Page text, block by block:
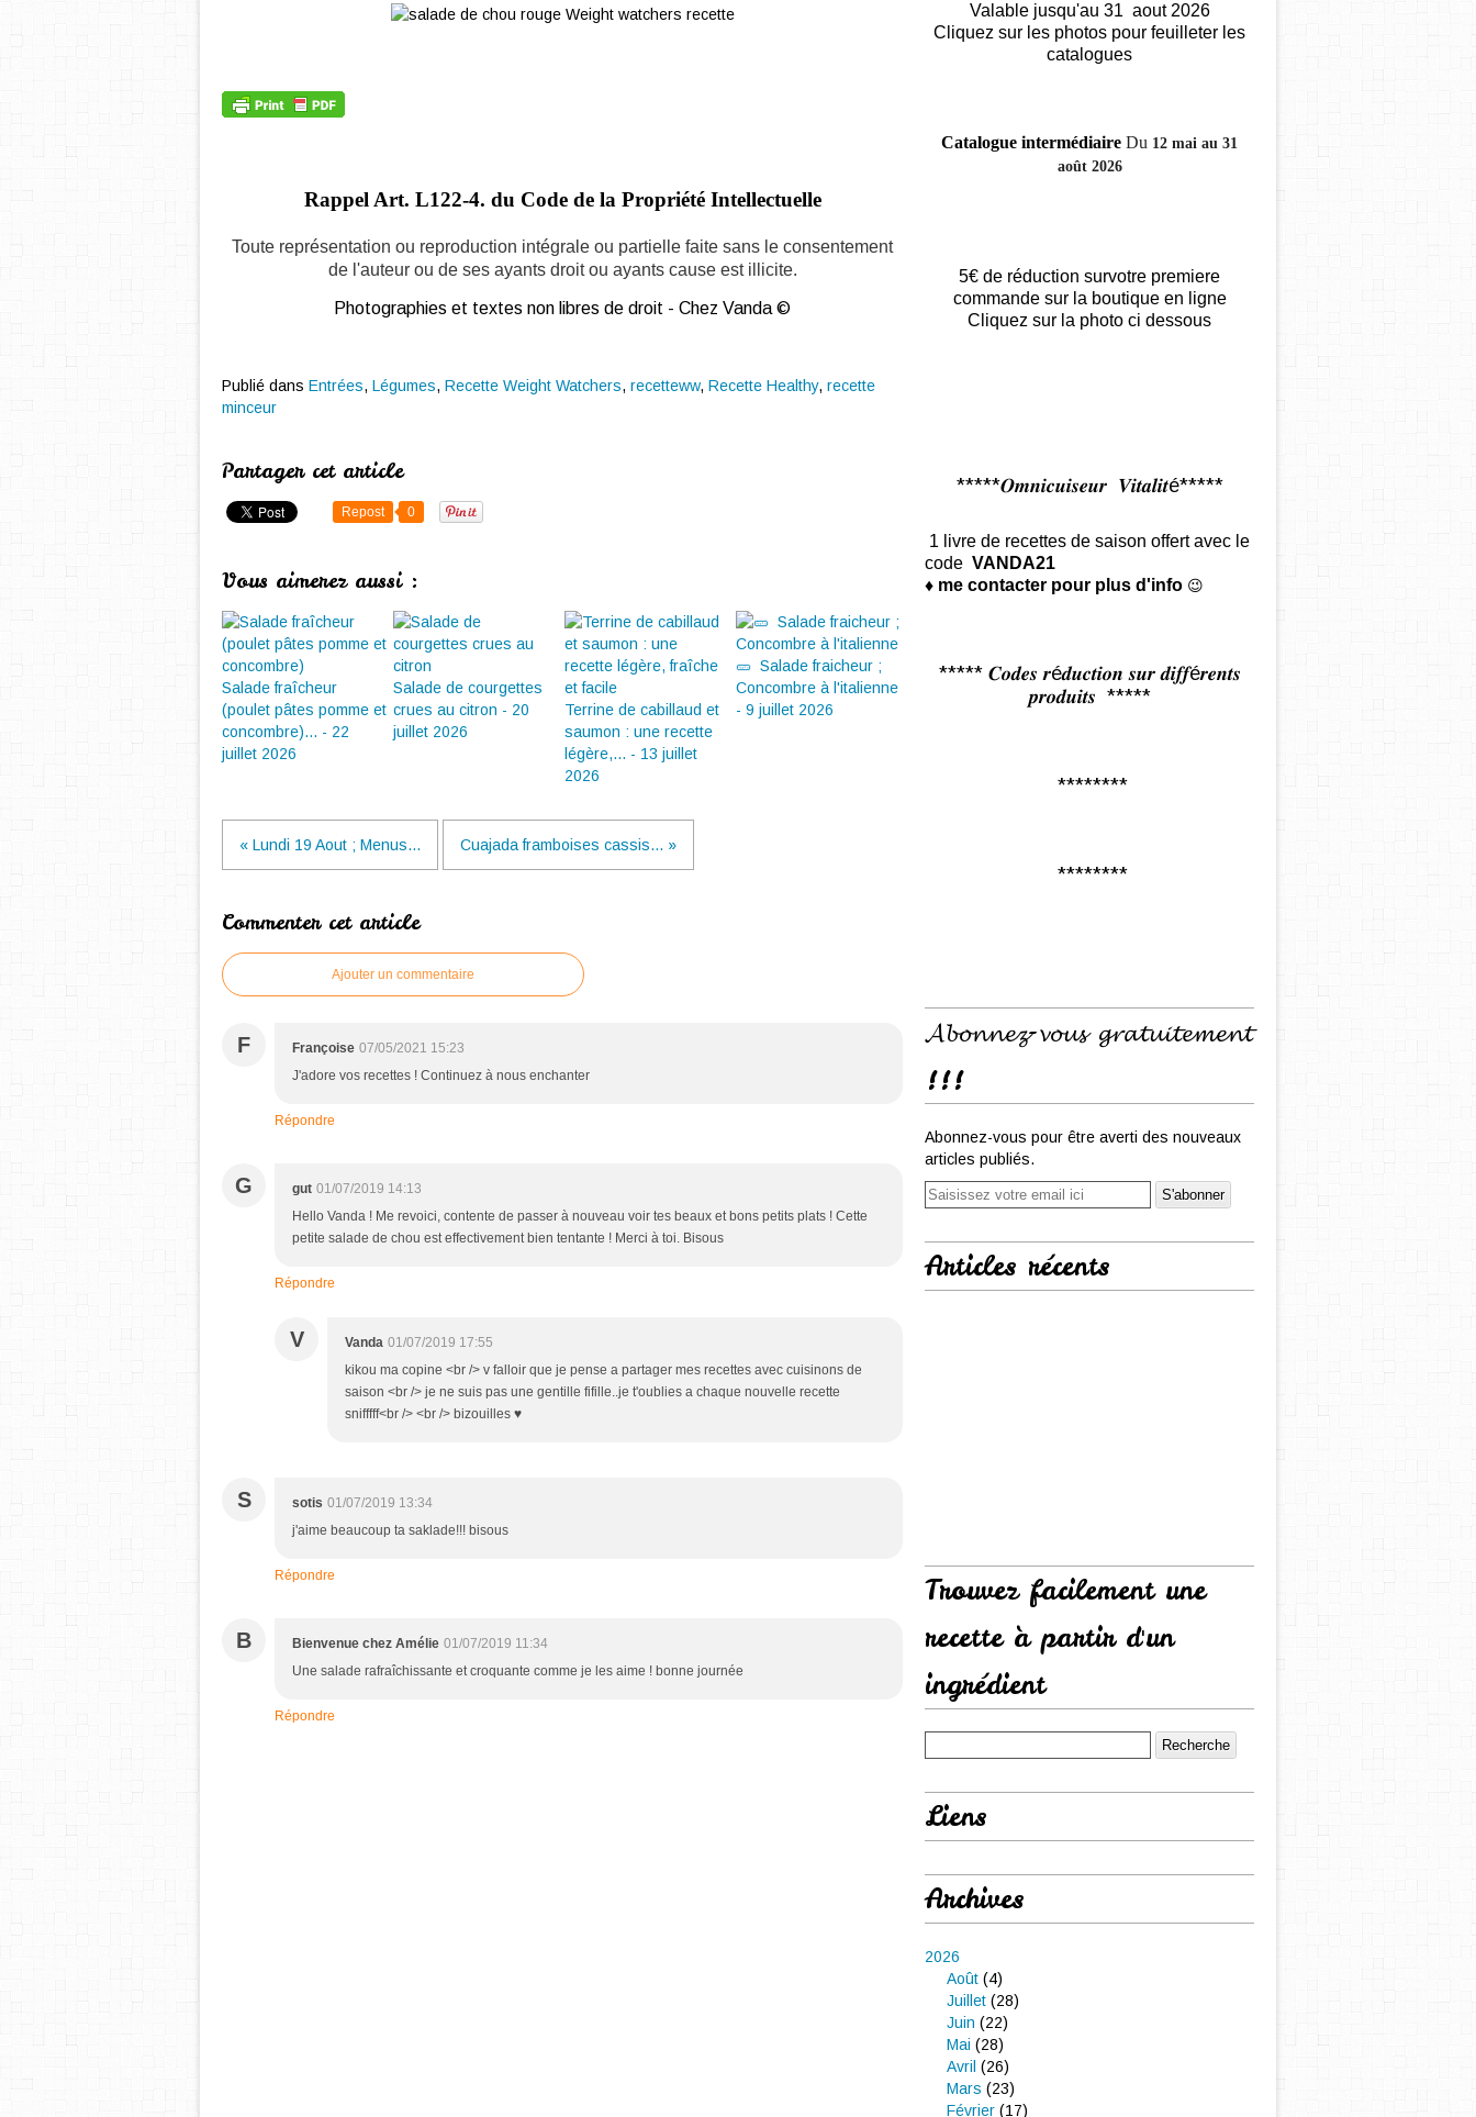
Rappel Art. L122-4. du Code de la Propriété Intellectuelle
Toute représentation ou reproduction intégrale ou partielle faite sans le consentement
de l'auteur ou de ses ayants droit ou ayants cause est illicite.
Photographies et textes non libres de droit - Chez Vanda ©
Publié dans Entrées, Légumes, Recette Weight Watchers, recetteww, Recette Healthy, recette
minceur
Partager cet article
Repost 0
Vous aimerez aussi :
Salade fraîcheur
(poulet pâtes pomme et
concombre)... - 22
juillet 2026
Salade de courgettes
crues au citron - 20
juillet 2026
Terrine de cabillaud et
saumon : une recette
légère,... - 13 juillet
2026
🥒 Salade fraicheur ;
Concombre à l'italienne
- 9 juillet 2026
« Lundi 19 Aout ; Menus... Cuajada framboises cassis... »
Commenter cet article
Ajouter un commentaire
F Françoise 07/05/2021 15:23
J'adore vos recettes ! Continuez à nous enchanter
Répondre
G gut 01/07/2019 14:13
Hello Vanda ! Me revoici, contente de passer à nouveau voir tes beaux et bons petits plats ! Cette
petite salade de chou est effectivement bien tentante ! Merci à toi. Bisous
Répondre
V Vanda 01/07/2019 17:55
kikou ma copine <br /> v falloir que je pense a partager mes recettes avec cuisinons de
saison <br /> je ne suis pas une gentille fifille..je t'oublies a chaque nouvelle recette
snifffff<br /> <br /> bizouilles ♥
S sotis 01/07/2019 13:34
j'aime beaucoup ta saklade!!! bisous
Répondre
B Bienvenue chez Amélie 01/07/2019 11:34
Une salade rafraîchissante et croquante comme je les aime ! bonne journée
Répondre
Valable jusqu'au 31 aout 2026
Cliquez sur les photos pour feuilleter les
catalogues
Catalogue intermédiaire Du 12 mai au 31
août 2026
5€ de réduction survotre premiere
commande sur la boutique en ligne
Cliquez sur la photo ci dessous
*****𝑶𝒎𝒏𝒊𝒄𝒖𝒊𝒔𝒆𝒖𝒓 𝑽𝒊𝒕𝒂𝒍𝒊𝒕é*****
1 livre de recettes de saison offertavec le
code VANDA21
♦ me contacter pour plus d'info 😉
***** 𝑪𝒐𝒅𝒆𝒔 𝒓é𝒅𝒖𝒄𝒕𝒊𝒐𝒏 𝒔𝒖𝒓 𝒅𝒊𝒇𝒇é𝒓𝒆𝒏𝒕𝒔
𝒑𝒓𝒐𝒅𝒖𝒊𝒕𝒔 *****
********
********
𝓐𝓫𝓸𝓷𝓷𝓮𝔃-𝓿𝓸𝓾𝓼 𝓰𝓻𝓪𝓽𝓾𝓲𝓽𝓮𝓶𝓮𝓷𝓽
!!!
Abonnez-vous pour être averti des nouveaux
articles publiés.
Articles récents
Trouvez facilement une
recette à partir d'un
ingrédient
Liens
Archives
2026
Août (4)
Juillet (28)
Juin (22)
Mai (28)
Avril (26)
Mars (23)
Février (17)